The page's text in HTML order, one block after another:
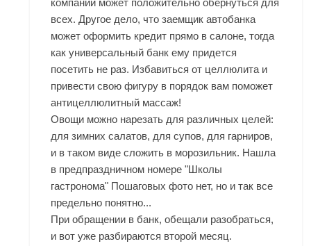
компаний может положительно обернуться для
всех. Другое дело, что заемщик автобанка
может оформить кредит прямо в салоне, тогда
как универсальный банк ему придется
посетить не раз. Избавиться от целлюлита и
привести свою фигуру в порядок вам поможет
антицеллюлитный массаж!
Овощи можно нарезать для различных целей:
для зимних салатов, для супов, для гарниров,
и в таком виде сложить в морозильник. Нашла
в предпраздничном номере "Школы
гастронома" Пошаговых фото нет, но и так все
предельно понятно...
При обращении в банк, обещали разобраться,
и вот уже разбираются второй месяц.